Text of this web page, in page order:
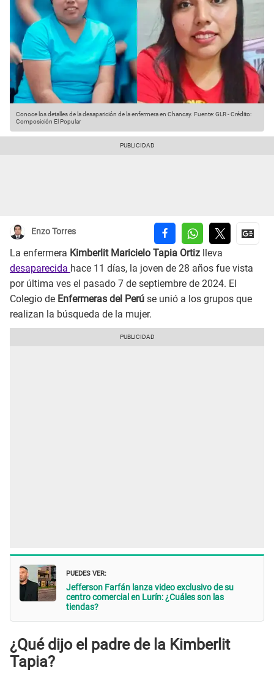
Conoce los detalles de la desaparición de la enfermera en Chancay. Fuente: GLR-Crédito:
Composición El Popular
Enzo Torres
La enfermera Kimberlit Maricielo Tapia Ortiz lleva
desaparecida hace 11 días, la joven de 28 años fue vista
por última ves el pasado 7 de septiembre de 2024. El
Colegio de Enfermeras del Perú se unió a los grupos que
realizan la búsqueda de la mujer.
PUEDES VER:
Jefferson Farfán lanza video exclusivo de su
centro comercial en Lurín: ¿Cuáles son las
tiendas?
¿Qué dijo el padre de la Kimberlit
Tapia?